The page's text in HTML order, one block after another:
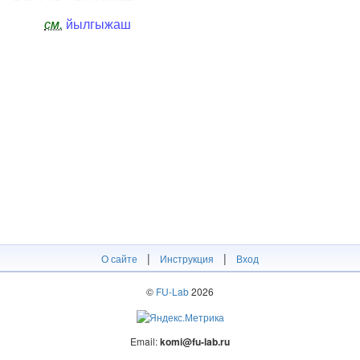
см. йылгыжаш
О сайте | Инструкция | Вход
© FU-Lab2026
Email:komi@fu-lab.ru